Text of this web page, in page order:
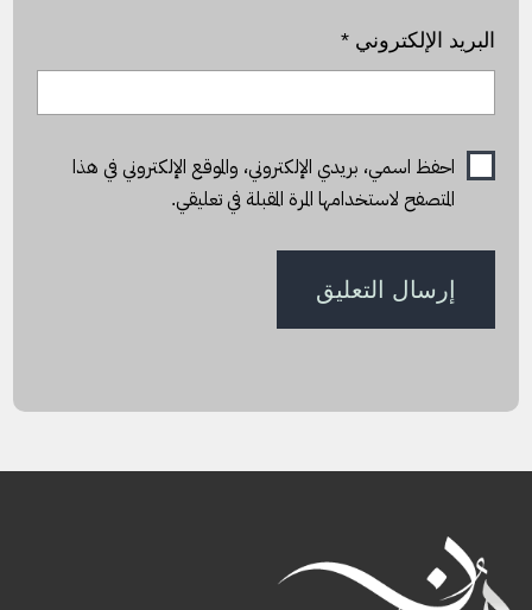
البريد الإلكتروني*
احفظ اسمي، بريدي الإلكتروني، والموقع الإلكتروني في هذا
المتصفح لاستخدامها المرة المقبلة في تعليقي.